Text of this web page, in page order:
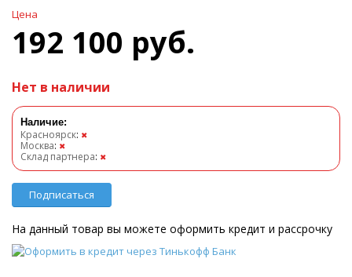
Цена
192 100 руб.
Нет в наличии
Наличие:
Красноярск: ✖
Москва: ✖
Склад партнера: ✖
Подписаться
На данный товар вы можете оформить кредит и рассрочку